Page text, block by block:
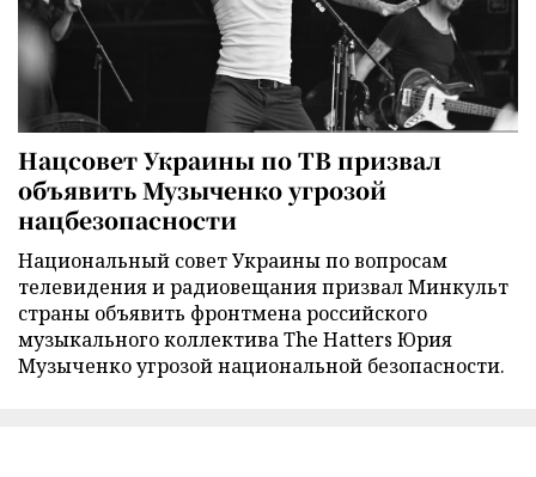
Нацсовет Украины по ТВ призвал
объявить Музыченко угрозой
нацбезопасности
Национальный совет Украины по вопросам
телевидения и радиовещания призвал Минкульт
страны объявить фронтмена российского
музыкального коллектива The Hatters Юрия
Музыченко угрозой национальной безопасности.